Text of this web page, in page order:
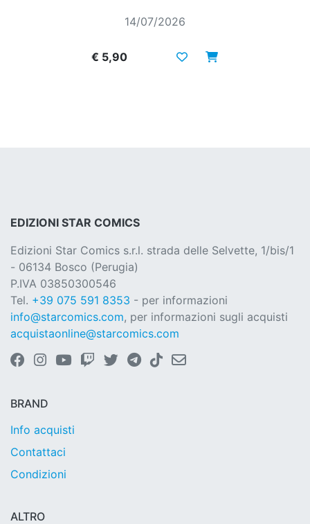
14/07/2026
€ 5,90
EDIZIONI STAR COMICS
Edizioni Star Comics s.r.l. strada delle Selvette, 1/bis/1
- 06134 Bosco (Perugia)
P.IVA 03850300546
Tel. +39 075 591 8353 - per informazioni
info@starcomics.com, per informazioni sugli acquisti
acquistaonline@starcomics.com
BRAND
Info acquisti
Contattaci
Condizioni
ALTRO